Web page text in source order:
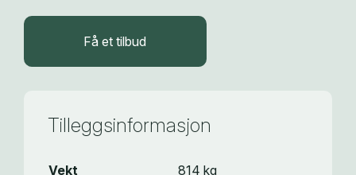
Få et tilbud
Tilleggsinformasjon
Vekt
814 kg